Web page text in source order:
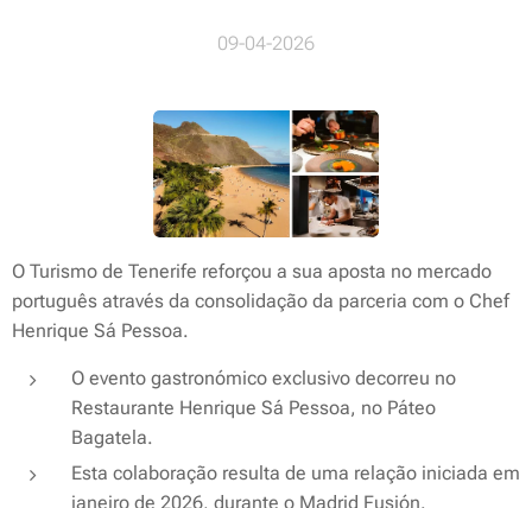
09-04-2026
O Turismo de Tenerife reforçou a sua aposta no mercado
português através da consolidação da parceria com o Chef
Henrique Sá Pessoa.
O evento gastronómico exclusivo decorreu no
Restaurante Henrique Sá Pessoa, no Páteo
Bagatela.
Esta colaboração resulta de uma relação iniciada em
janeiro de 2026, durante o Madrid Fusión.